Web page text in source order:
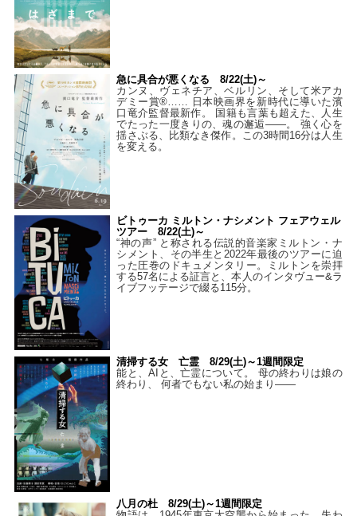
急に具合が悪くなる 8/22(土)～
カンヌ、ヴェネチア、ベルリン、そして米アカ
デミー賞®…… 日本映画界を新時代に導いた濱
口竜介監督最新作。 国籍も言葉も超えた、人生
でたった一度きりの、魂の邂逅――。 強く心を
揺さぶる、比類なき傑作。この3時間16分は人生
を変える。
ビトゥーカ ミルトン・ナシメント フェアウェル
ツアー 8/22(土)～
“神の声” と称される伝説的音楽家ミルトン・ナ
シメント、その半生と2022年最後のツアーに迫
った圧巻のドキュメンタリー。ミルトンを崇拝
する57名による証言と、本人のインタヴュー&ラ
イブフッテージで綴る115分。
清掃する女 亡霊 8/29(土)～1週間限定
能と、AIと、亡霊について。 母の終わりは娘の
終わり、 何者でもない私の始まり――
八月の杜 8/29(土)～1週間限定